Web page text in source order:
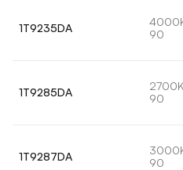
1T9235DA
90
1T9285DA
2700K
90
1T9287DA
90